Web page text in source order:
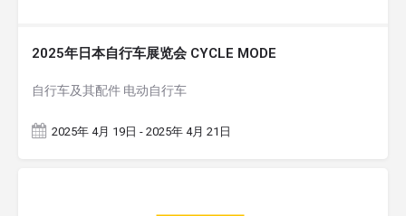
2025年日本自行车展览会 CYCLE MODE
自行车及其配件 电动自行车
2025年 4月 19日 - 2025年 4月 21日